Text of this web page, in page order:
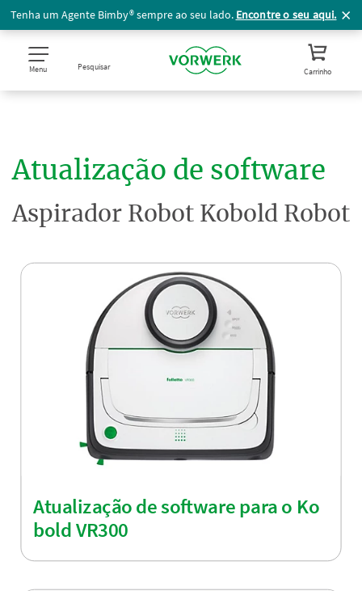
Tenha um Agente Bimby® sempre ao seu lado. Encontre o seu aqui.
Menu Pesquisar Carrinho
Atualização de software
Aspirador Robot Kobold Robot
Atualização de software para o Ko
bold VR300